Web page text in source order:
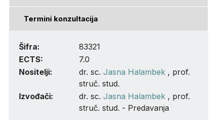
Termini konzultacija
Šifra:
83321
ECTS:
7.0
Nositelji:
dr. sc.Jasna Halambek , prof.
struč. stud.
Izvođači:
dr. sc.Jasna Halambek , prof.
struč. stud. - Predavanja